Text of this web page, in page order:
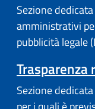
Sezione
amministrativi
pubblicità legale
Trasparenza
Sezione